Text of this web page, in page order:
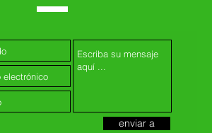
enviar a